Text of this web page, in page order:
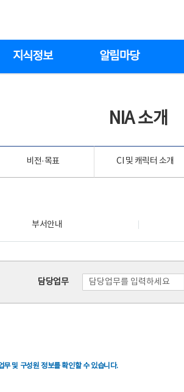
지식정보 알림마당
NIA 소개
비전·목표 CI 및 캐릭터 소개
부서안내
담당업무
및 구성원 정보를 확인할 수 있습니다.